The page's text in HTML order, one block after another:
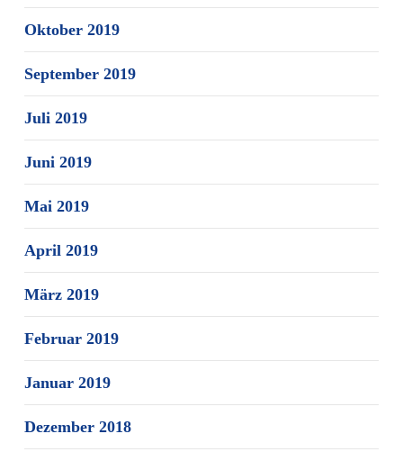
Oktober 2019
September 2019
Juli 2019
Juni 2019
Mai 2019
April 2019
März 2019
Februar 2019
Januar 2019
Dezember 2018